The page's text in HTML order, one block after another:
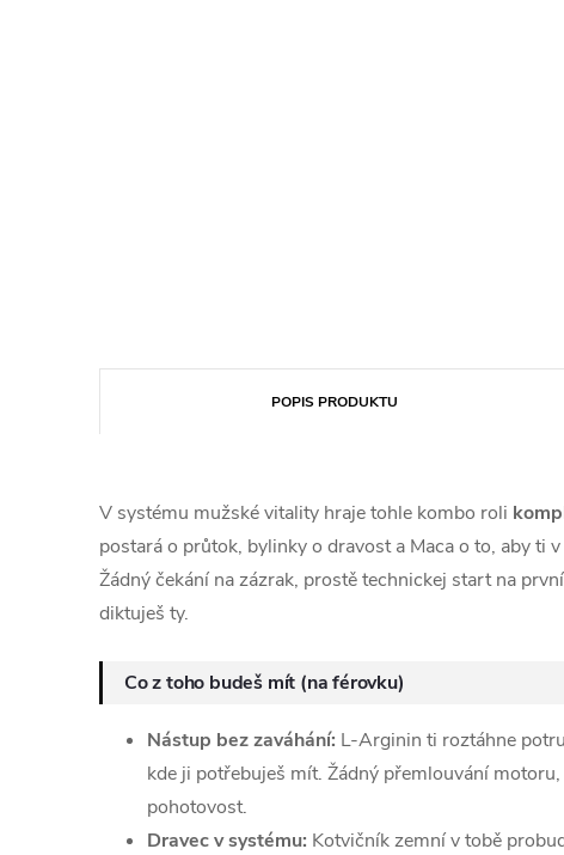
POPIS PRODUKTU
V systému mužské vitality hraje tohle kombo roli
postará o průtok, bylinky o dravost a Maca o to, aby ti
Žádný čekání na zázrak, prostě technickej start na
diktuješ ty.
Co z toho budeš mít (na férovku)
Nástup bez zaváhání: L-Arginin ti roztáhne
kde ji potřebuješ mít. Žádný přemlouvání
pohotovost.
Dravec v systému: Kotvičník zemní v tobě